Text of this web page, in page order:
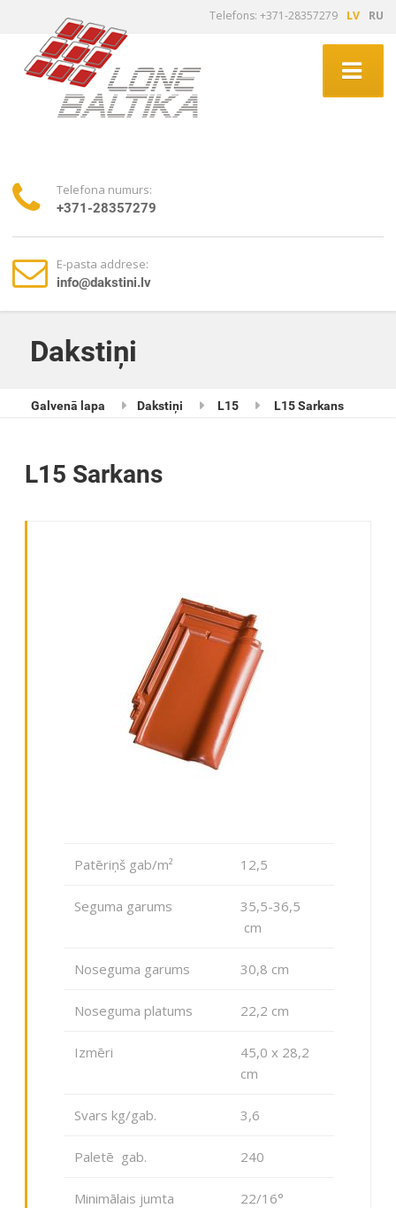
Telefons: +371-28357279 LV RU
Telefona numurs:
+371-28357279
E-pasta addrese:
info@dakstini.lv
Dakstiņi
Galvenā lapa Dakstiņi L15 L15 Sarkans
L15 Sarkans
Patēriņš gab/m² 12,5
Seguma garums
35,5-36,5
cm
Noseguma garums 30,8 cm
Noseguma platums 22,2 cm
Izmēri
45,0 x 28,2
cm
Svars kg/gab. 3,6
Paletē gab. 240
Minimālais jumta
22/16°